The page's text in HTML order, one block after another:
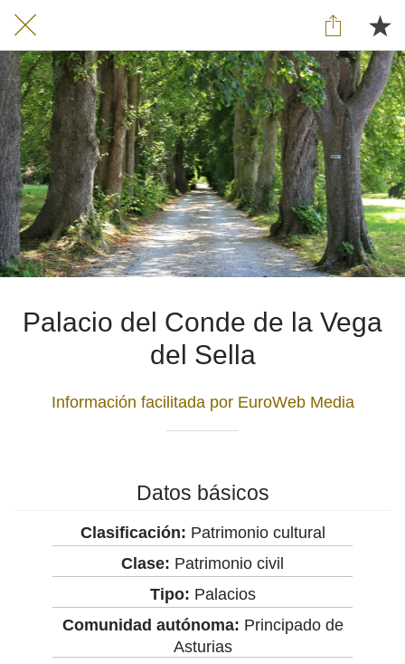
Palacio del Conde de la Vega
del Sella
Información facilitada por EuroWeb Media
Datos básicos
Clasificación: Patrimonio cultural
Clase: Patrimonio civil
Tipo: Palacios
Comunidad autónoma: Principado de
Asturias